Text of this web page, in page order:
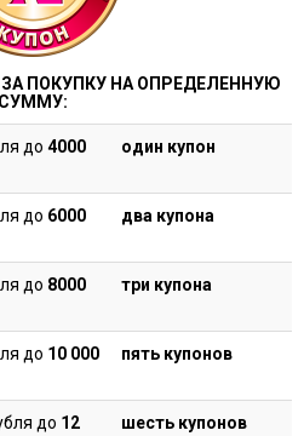
ПОКУПКУ НА ОПРЕДЕЛЕННУЮ
СУММУ:
до 4000
один купон
до 6000
два купона
до 8000
три купона
до 10 000
пять купонов
до 12
шесть купонов